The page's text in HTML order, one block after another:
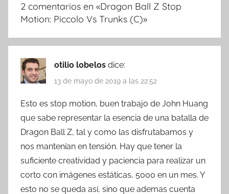
2 comentarios en «Dragon Ball Z Stop
Motion: Piccolo Vs Trunks (C)»
otilio lobelos dice:
13 de mayo de 2019 a las 22:52
Esto es stop motion, buen trabajo de John Huang
que sabe representar la esencia de una batalla de
Dragon Ball Z, tal y como las disfrutabamos y
nos mantenían en tensión. Hay que tener la
suficiente creatividad y paciencia para realizar un
corto con imágenes estáticas, 5000 en un mes. Y
esto no se queda así, sino que ademas cuenta